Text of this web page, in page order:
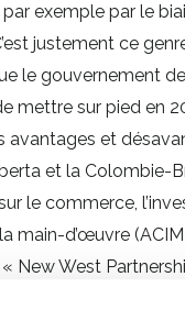
exemple par le
justement ce
le gouvernement
mettre sur pied en
avantages et
et la Colombie-
le commerce,
main-d’œuvre
New West
Il y aussi des